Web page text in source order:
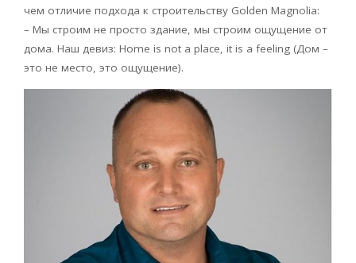
чем отличие подхода к строительству Golden Magnolia:
– Мы строим не просто здание, мы строим ощущение от
дома. Наш девиз: Home is not a place, it is a feeling (Дом –
это не место, это ощущение).